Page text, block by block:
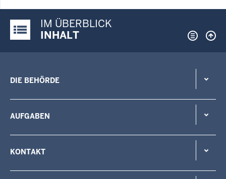
Justiz-Portal im Überblick:
IM ÜBERBLICK
INHALT
DIE BEHÖRDE
AUFGABEN
KONTAKT